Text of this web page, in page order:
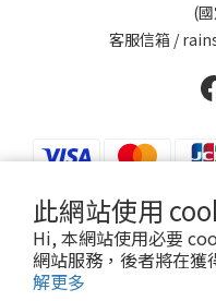
此網站使用
Hi, 本網站使用必要
網站服務，後者將在獲
解更多
(
客服信箱 /
提醒您，我們不會以